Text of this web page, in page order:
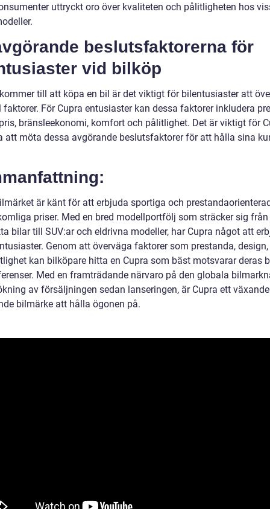
uttryckt oro över kvaliteten och pålitligheten hos
beslutsfaktorerna för
vid bilköp
till att köpa en bil är det viktigt för bilentusiaster att
faktorer. För Cupra entusiaster kan dessa faktorer inkludera
bränsleekonomi, komfort och pålitlighet. Det är viktigt för
att möta dessa avgörande beslutsfaktorer för att hålla sina
är känt för att erbjuda sportiga och
priser. Med en bred modellportfölj som sträcker sig från
bilar till SUV:ar och eldrivna modeller, har Cupra något att
Genom att överväga faktorer som prestanda,
kan bilköpare hitta en Cupra som bäst motsvarar deras
Med en framträdande närvaro på den globala
av försäljningen sedan lanseringen, är Cupra ett
bilmärke att hålla ögonen på.